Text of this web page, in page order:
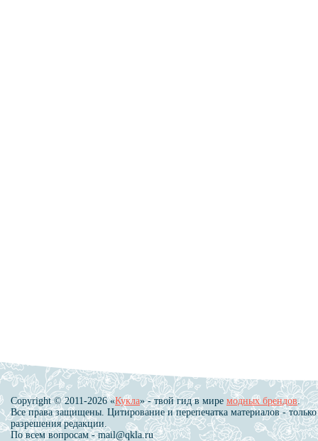
Copyright © 2011-2026 «Кукла» - твой гид в мире модных брендов.
Все права защищены. Цитирование и перепечатка материалов - только
разрешения редакции.
По всем вопросам - mail@qkla.ru